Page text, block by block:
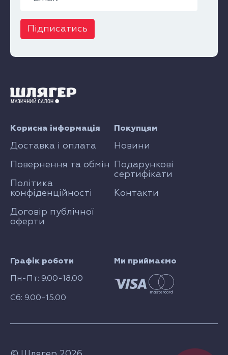
Підписатись
Графік роботи
Пн-Пт: 9.00-18.00
Сб: 9.00-15.00
Покупцям
Новини
Подарункові
сертифікати
Контакти
Корисна інформація
Доставка і оплата
Повернення та обмін
Політика
конфіденційності
Договір публічної
оферти
Ми приймаємо